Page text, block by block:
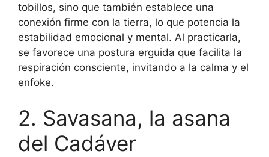
tobillos, sino que también establece una
conexión firme con la tierra, lo que potencia la
estabilidad emocional y mental. Al practicarla,
se favorece una postura erguida que facilita la
respiración consciente, invitando a la calma y el
enfoke.
2. Savasana, la asana
del Cadáver